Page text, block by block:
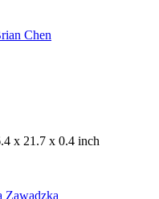
x 21.7 x 0.4 inch